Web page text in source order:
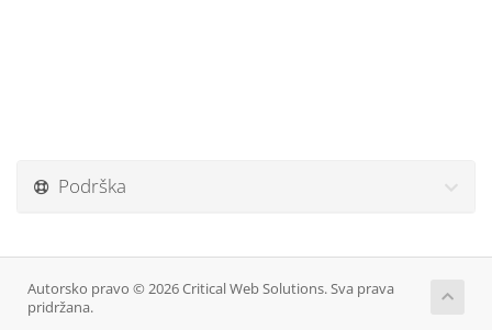
Podrška
Autorsko pravo © 2026 Critical Web Solutions. Sva prava
pridržana.